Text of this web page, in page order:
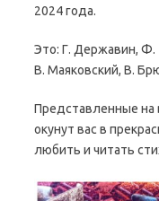
2024 года.
Это: Г. Державин, Ф.
В. Маяковский, В.
Представленные на
окунут вас в
любить и читать